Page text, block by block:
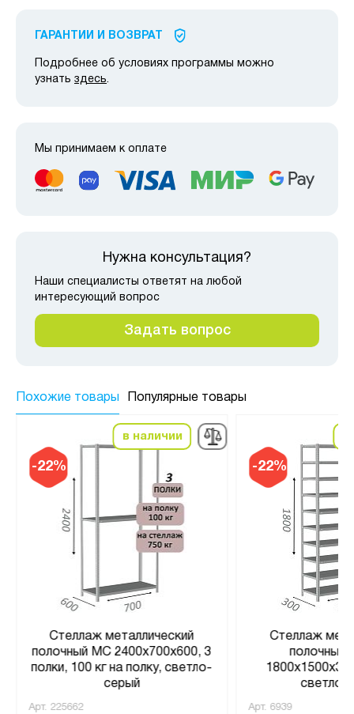
ГАРАНТИИ И ВОЗВРАТ
Подробнее об условиях программы можно
узнать здесь.
Мы принимаем к оплате
Нужна консультация?
Наши специалисты ответят на любой
интересующий вопрос
Задать вопрос
Похожие товары Популярные товары
-22%
в наличии
Стеллаж металлический
полочный МС 2400х700х600, 3
полки, 100 кг на полку, светло-
серый
Арт. 225662
-22%
Стеллаж
полочный
светло-
Арт. 6939